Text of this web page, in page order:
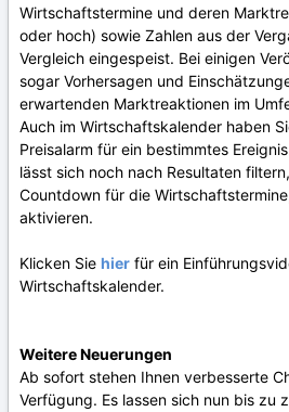
Wirtschaftstermine und deren
oder hoch) sowie Zahlen aus der
Vergleich eingespeist. Bei einigen
sogar Vorhersagen und
erwartenden Marktreaktionen im
Auch im Wirtschaftskalender haben
Preisalarm für ein bestimmtes
lässt sich noch nach Resultaten
Countdown für die
aktivieren.
Klicken Sie hier für ein
Wirtschaftskalender.
Weitere Neuerungen
Ab sofort stehen Ihnen verbesserte
Verfügung. Es lassen sich nun bis zu